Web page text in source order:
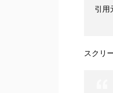
引用
スクリ